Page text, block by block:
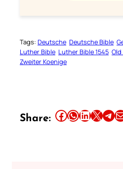
Tags: Deutsche Deutsche Bible
Luther Bible Luther Bible 1545
Zweiter Koenige
Share: Share this article on Facebook Share this article on WhatsApp Share this article on LinkedIn Share this article on X Share this article on TelegramEmail this Article